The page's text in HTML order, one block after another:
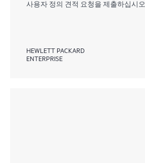
사용자 정의 견적 요청을 제출하십시오
HEWLETT PACKARD
ENTERPRISE